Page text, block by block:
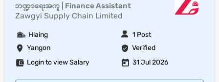
ဘဏ္ဍာရေးအကူ | Finance Assistant
Zawgyi Supply Chain Limited
Yangon Verified
Hlaing 1 Post
Login to view Salary 31 Jul 2026